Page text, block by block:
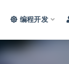
编程开发